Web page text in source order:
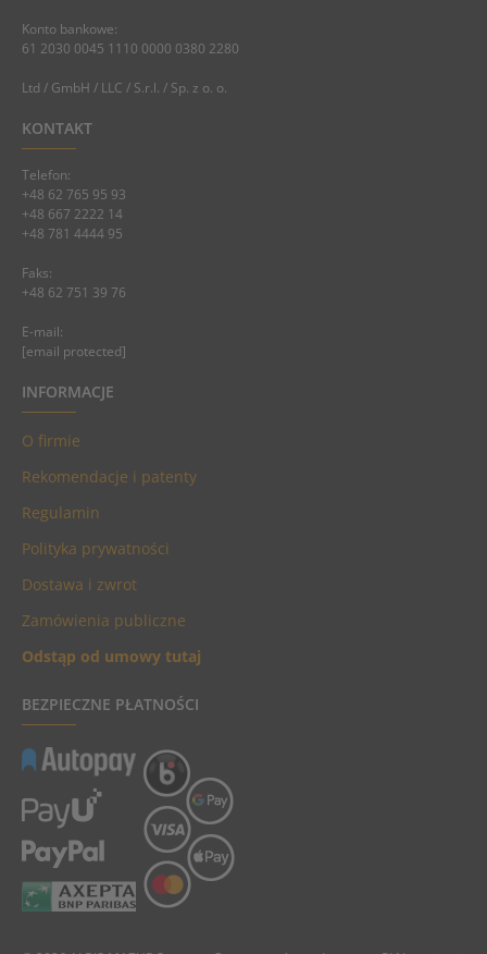
Konto bankowe:
61 2030 0045 1110 0000 0380 2280
Ltd / GmbH / LLC / S.r.l. / Sp. z o. o.
KONTAKT
Telefon:
+48 62 765 95 93
+48 667 2222 14
+48 781 4444 95
Faks:
+48 62 751 39 76
E-mail:
[email protected]
INFORMACJE
O firmie
Rekomendacje i patenty
Regulamin
Polityka prywatności
Dostawa i zwrot
Zamówienia publiczne
Odstąp od umowy tutaj
BEZPIECZNE PŁATNOŚCI